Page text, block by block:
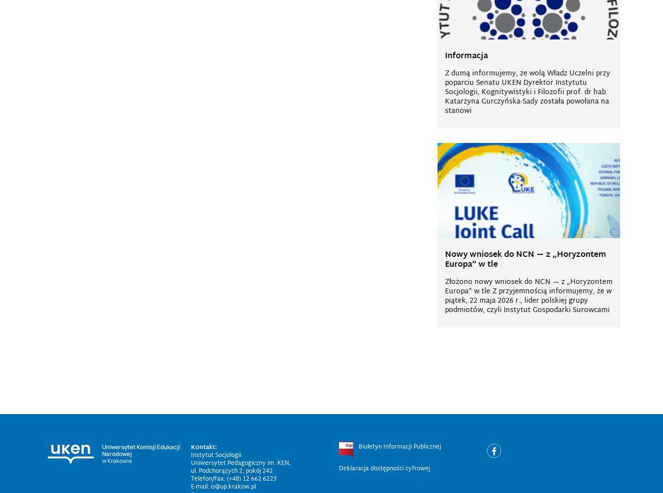
Informacja
Z dumą informujemy, że wolą Władz Uczelni przy
poparciu Senatu UKEN Dyrektor Instytutu
Socjologii, Kognitywistyki i Filozofii prof. dr hab.
Katarzyna Gurczyńska-Sady została powołana na
stanowi
Nowy wniosek do NCN — z „Horyzontem
Europa” w tle
Złożono nowy wniosek do NCN — z „Horyzontem
Europa” w tle Z przyjemnością informujemy, że w
piątek, 22 maja 2026 r., lider polskiej grupy
podmiotów, czyli Instytut Gospodarki Surowcami
Uniwersytet Komisji Edukacji
Narodowej
w Krakowie
Kontakt:
Instytut Socjologii
Uniwersytet Pedagogiczny im. KEN,
ul. Podchorążych 2, pokój 242
Telefon/Fax: (+48) 12 662 6223
E-mail: is@up.krakow.pl
Biuletyn Informacji Publicznej
Deklaracja dostępności cyfrowej